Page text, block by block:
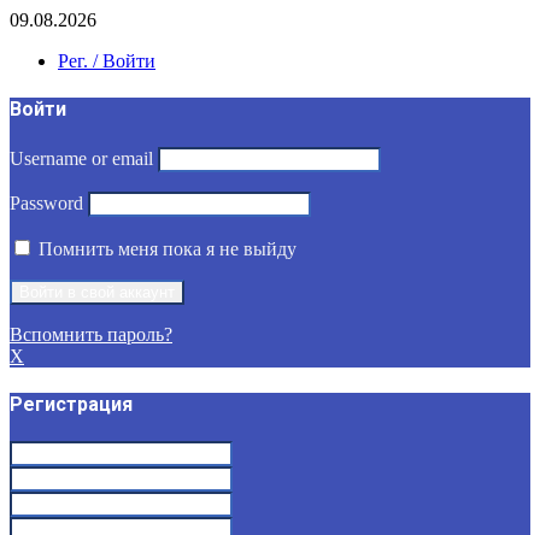
09.08.2026
Рег. / Войти
Войти
Username or email
Password
Помнить меня пока я не выйду
Вспомнить пароль?
X
Регистрация